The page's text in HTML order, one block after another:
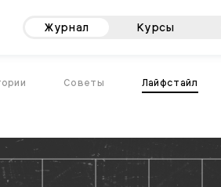
Журнал Курсы
Советы Лайфстайл